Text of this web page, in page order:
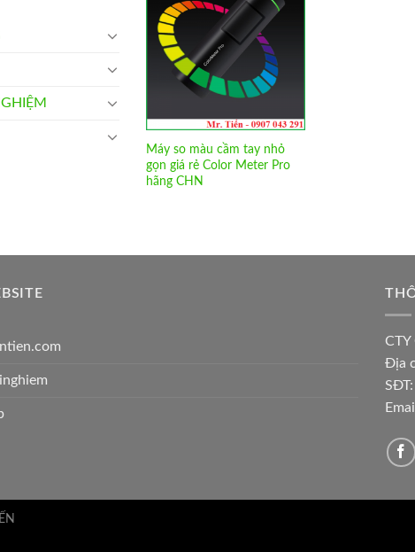
Add to
Wishlist
Máy so màu cầm tay nhỏ
gọn giá rẻ Color Meter Pro
hãng CHN
CTY
Địa